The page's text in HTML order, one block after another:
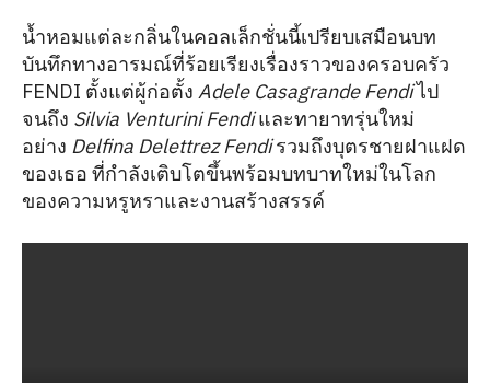
น้ำหอมแต่ละกลิ่นในคอลเล็กชั่นนี้เปรียบเสมือนบท
บันทึกทางอารมณ์ที่ร้อยเรียงเรื่องราวของครอบครัว
FENDI ตั้งแต่ผู้ก่อตั้ง Adele Casagrande Fendiไป
จนถึง Silvia Venturini Fendiและทายาทรุ่นใหม่
อย่าง Delfina Delettrez Fendiรวมถึงบุตรชายฝาแฝด
ของเธอ ที่กำลังเติบโตขึ้นพร้อมบทบาทใหม่ในโลก
ของความหรูหราและงานสร้างสรรค์